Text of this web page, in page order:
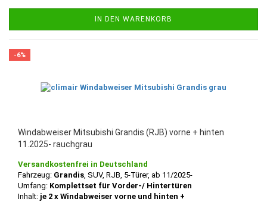
IN DEN WARENKORB
-6%
Windabweiser Mitsubishi Grandis (RJB) vorne + hinten
11.2025- rauchgrau
Versandkostenfrei in Deutschland
Fahrzeug: Grandis, SUV, RJB, 5-Türer, ab 11/2025-
Umfang: Komplettset für Vorder-/ Hintertüren
Inhalt: je 2 x Windabweiser vorne und hinten +